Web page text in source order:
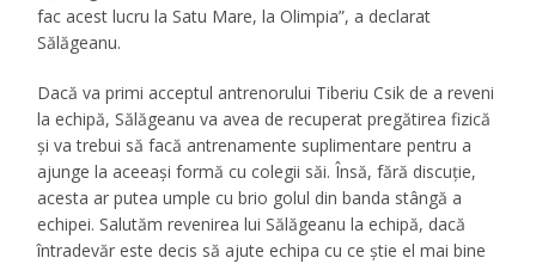
fac acest lucru la Satu Mare, la Olimpia”, a declarat
Sălăgeanu.
Dacă va primi acceptul antrenorului Tiberiu Csik de a reveni
la echipă, Sălăgeanu va avea de recuperat pregătirea fizică
şi va trebui să facă antrenamente suplimentare pentru a
ajunge la aceeaşi formă cu colegii săi. Însă, fără discuţie,
acesta ar putea umple cu brio golul din banda stângă a
echipei. Salutăm revenirea lui Sălăgeanu la echipă, dacă
întradevăr este decis să ajute echipa cu ce ştie el mai bine